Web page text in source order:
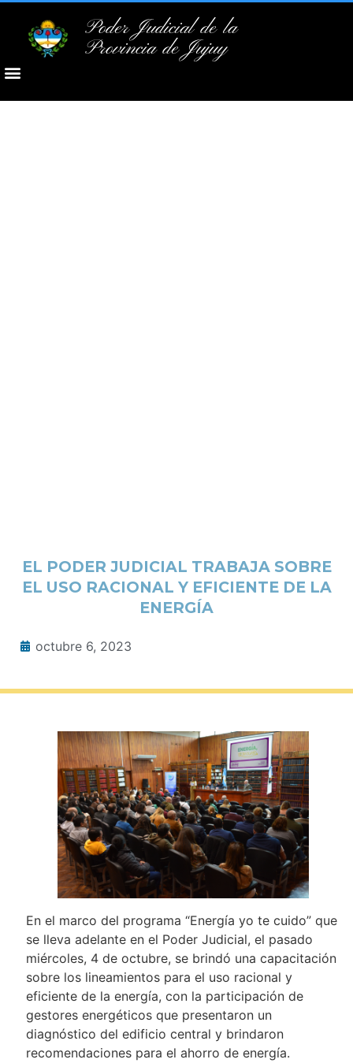
Poder Judicial de la
Provincia de Jujuy
EL PODER JUDICIAL TRABAJA SOBRE
EL USO RACIONAL Y EFICIENTE DE LA
ENERGÍA
octubre 6, 2023
En el marco del programa “Energía yo te cuido” que
se lleva adelante en el Poder Judicial, el pasado
miércoles, 4 de octubre, se brindó una capacitación
sobre los lineamientos para el uso racional y
eficiente de la energía, con la participación de
gestores energéticos que presentaron un
diagnóstico del edificio central y brindaron
recomendaciones para el ahorro de energía.